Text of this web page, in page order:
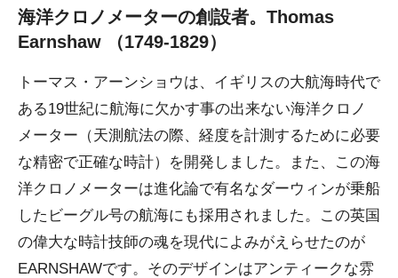
海洋クロノメーターの創設者。Thomas
Earnshaw （1749-1829）
トーマス・アーンショウは、イギリスの大航海時代で
ある19世紀に航海に欠かす事の出来ない海洋クロノ
メーター（天測航法の際、経度を計測するために必要
な精密で正確な時計）を開発しました。また、この海
洋クロノメーターは進化論で有名なダーウィンが乗船
したビーグル号の航海にも採用されました。この英国
の偉大な時計技師の魂を現代によみがえらせたのが
EARNSHAWです。そのデザインはアンティークな雰